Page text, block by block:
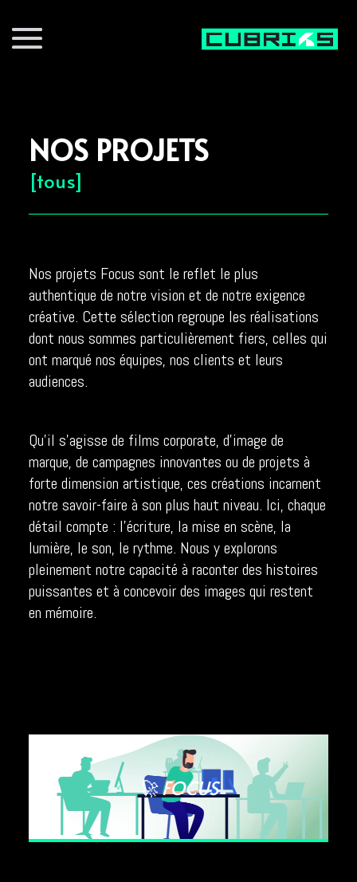
NOS PROJETS
[tous]
Nos projets Focus sont le reflet le plus
authentique de notre vision et de notre exigence
créative. Cette sélection regroupe les réalisations
dont nous sommes particulièrement fiers, celles qui
ont marqué nos équipes, nos clients et leurs
audiences.
Qu’il s’agisse de films corporate, d’image de
marque, de campagnes innovantes ou de projets à
forte dimension artistique, ces créations incarnent
notre savoir-faire à son plus haut niveau. Ici, chaque
détail compte : l’écriture, la mise en scène, la
lumière, le son, le rythme. Nous y explorons
pleinement notre capacité à raconter des histoires
puissantes et à concevoir des images qui restent
en mémoire.
🚀 FOCUS